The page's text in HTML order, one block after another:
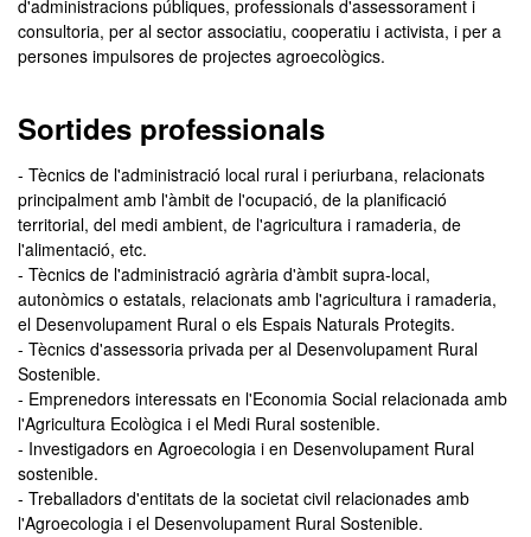
d'administracions públiques, professionals d'assessorament i
consultoria, per al sector associatiu, cooperatiu i activista, i per a
persones impulsores de projectes agroecològics.
Sortides professionals
- Tècnics de l'administració local rural i periurbana, relacionats
principalment amb l'àmbit de l'ocupació, de la planificació
territorial, del medi ambient, de l'agricultura i ramaderia, de
l'alimentació, etc.
- Tècnics de l'administració agrària d'àmbit supra-local,
autonòmics o estatals, relacionats amb l'agricultura i ramaderia,
el Desenvolupament Rural o els Espais Naturals Protegits.
- Tècnics d'assessoria privada per al Desenvolupament Rural
Sostenible.
- Emprenedors interessats en l'Economia Social relacionada amb
l'Agricultura Ecològica i el Medi Rural sostenible.
- Investigadors en Agroecologia i en Desenvolupament Rural
sostenible.
- Treballadors d'entitats de la societat civil relacionades amb
l'Agroecologia i el Desenvolupament Rural Sostenible.